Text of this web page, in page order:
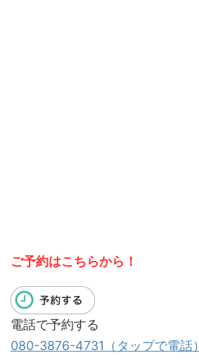
ご予約はこちらから！
電話で予約する
080-3876-4731（タップで電話）